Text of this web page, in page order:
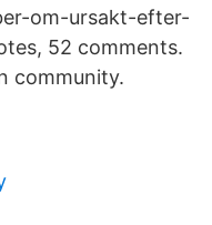
om-ursakt-efter-
52 comments.
community.